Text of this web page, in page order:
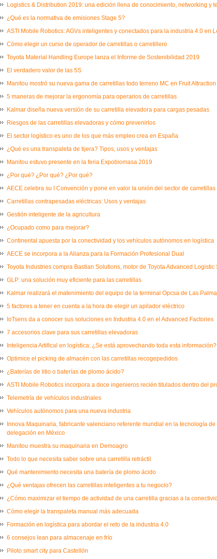
Logistics & Distribution 2019: una edición llena de conocimiento, networking y
¿Qué es la normativa de emisiones Stage 5?
ASTI Mobile Robotics: AGVs inteligentes y conectados para la industria 4.0 en
Cómo elegir un curso de operador de carretillas o carretillero
Toyota Material Handling Europe lanza el Informe de Sostenibilidad 2019
El verdadero valor de las 5S
Manitou mostró su nueva gama de carretillas todo terreno MC en Fruit Attraction
5 maneras de mejorar la ergonomía para operarios de carretillas
Kalmar diseña nueva versión de su carretilla elevadora para cargas pesadas
Riesgos de las carretillas elevadoras y cómo prevenirlos
El sector logístico es uno de los que más empleo crea en España
¿Qué es una transpaleta de tijera? Tipos, usos y ventajas
Manitou estuvo presente en la feria Expobiomasa 2019
¿Por qué? ¿Por qué? ¿Por qué?
AECE celebra su I Convención y pone en valor la unión del sector de carretillas
Carretillas contrapesadas eléctricas: Usos y ventajas
Gestión inteligente de la agricultura
¿Ocupado como para mejorar?
Continental apuesta por la conectividad y los vehículos autónomos en logística
AECE se incorpora a la Alianza para la Formación Profesional Dual
Toyota Industries compra Bastian Solutions, motor de Toyota Advanced Logistic
GLP: una solución muy eficiente para las carretillas
Kalmar realizará el matenimiento del equipo de la terminal Opcsa de Las
5 factores a tener en cuenta a la hora de elegir un apilador eléctrico
IoTsens da a conocer sus soluciones en Industria 4.0 en el Advanced Factories
7 accesorios clave para sus carretillas elevadoras
Inteligencia Artifical en logística: ¿Se está aprovechando toda esta información?
Optimice el picking de almacén con las carretillas recogepedidos
¿Baterías de litio o baterías de plomo ácido?
ASTI Mobile Robotics incorpora a doce ingenieros recién titulados dentro del
Telemetría de vehículos industriales
Vehículos autónomos para una nueva industria
Innova Maquinaria, fabricante valenciano referente mundial en la tecnología
delegación en México
Manitou muestra su maquinaria en Demoagro
Todo lo que necesita saber sobre una carretilla retráctil
Qué mantenimiento necesita una batería de plomo ácido
¿Qué ventajas ofrecen las carretillas inteligentes a tu negocio?
¿Cómo maximizar el tiempo de actividad de una carretilla gracias a la
Cómo elegir la transpaleta manual más adecuada
Formación en logística para abordar el reto de la industria 4.0
6 consejos lean para almacenaje en frío
Piloto smart city para Castellón